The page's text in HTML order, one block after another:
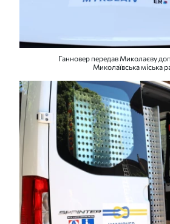
Ганновер передав Миколаєву
Миколаївська міська